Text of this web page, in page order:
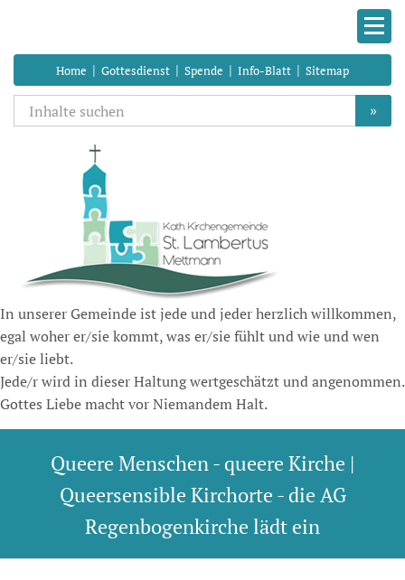
Home | Gottesdienst | Spende | Info-Blatt | Sitemap
»
In unserer Gemeinde ist jede und jeder herzlich willkommen,
egal woher er/sie kommt, was er/sie fühlt und wie und wen
er/sie liebt.
Jede/r wird in dieser Haltung wertgeschätzt und angenommen.
Gottes Liebe macht vor Niemandem Halt.
Queere Menschen - queere Kirche |
Queersensible Kirchorte - die AG
Regenbogenkirche lädt ein